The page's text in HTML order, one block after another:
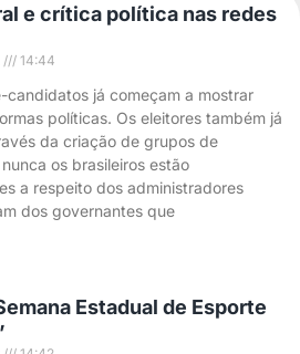
e crítica política nas redes
14:44
candidatos já começam a mostrar
políticas. Os eleitores também já
da criação de grupos de
os brasileiros estão
a respeito dos administradores
dos governantes que
Estadual de Esporte